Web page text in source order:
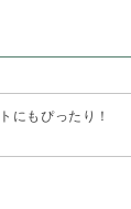
にもぴったり！